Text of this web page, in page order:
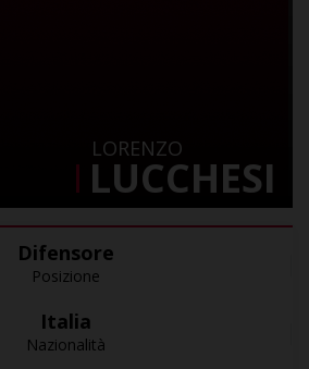
LORENZO
LUCCHESI
Difensore
Posizione
Italia
Nazionalità